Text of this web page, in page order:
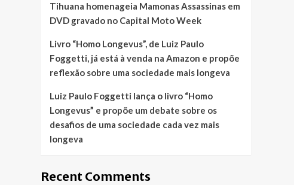
Tihuana homenageia Mamonas Assassinas em
DVD gravado no Capital Moto Week
Livro “Homo Longevus”, de Luiz Paulo
Foggetti, já está à venda na Amazon e propõe
reflexão sobre uma sociedade mais longeva
Luiz Paulo Foggetti lança o livro “Homo
Longevus” e propõe um debate sobre os
desafios de uma sociedade cada vez mais
longeva
Recent Comments